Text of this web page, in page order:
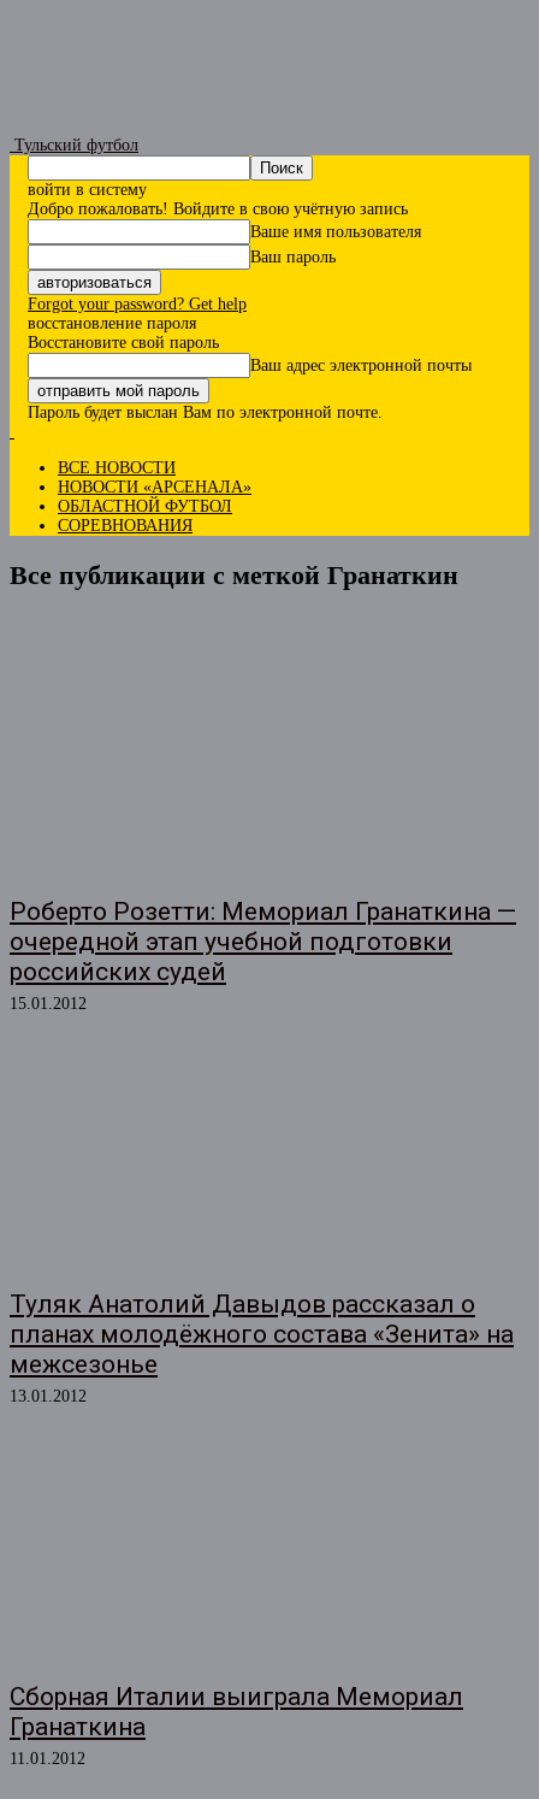
Тульский футбол
войти в систему
Добро пожаловать! Войдите в свою учётную запись
Ваше имя пользователя
Ваш пароль
Forgot your password? Get help
восстановление пароля
Восстановите свой пароль
Ваш адрес электронной почты
Пароль будет выслан Вам по электронной почте.
ВСЕ НОВОСТИ
НОВОСТИ «АРСЕНАЛА»
ОБЛАСТНОЙ ФУТБОЛ
СОРЕВНОВАНИЯ
Все публикации с меткой Гранаткин
Роберто Розетти: Мемориал Гранаткина —
очередной этап учебной подготовки
российских судей
15.01.2012
Туляк Анатолий Давыдов рассказал о
планах молодёжного состава «Зенита» на
межсезонье
13.01.2012
Сборная Италии выиграла Мемориал
Гранаткина
11.01.2012